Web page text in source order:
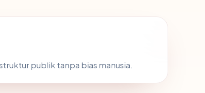
publik tanpa bias manusia.